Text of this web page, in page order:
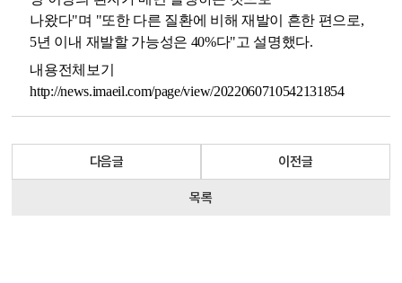
나왔다"며 "또한 다른 질환에 비해 재발이 흔한 편으로,
5년 이내 재발할 가능성은 40%다"고 설명했다.
내용전체보기
http://news.imaeil.com/page/view/2022060710542131854
다음글 이전글
목록